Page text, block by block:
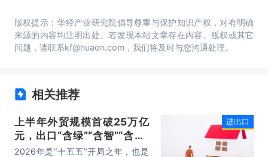
版权提示：华经产业研究院倡导尊重与保护知识产权，对有明确
来源的内容均注明出处。若发现本站文章存在内容、版权或其它
问题，请联系kf@huaon.com，我们将及时与您沟通处理。
相关推荐
上半年外贸规模首破25万亿
元，出口“含绿”“含智”“含新”
量稳步攀升
2026年是“十五五”开局之年，也是
进出口